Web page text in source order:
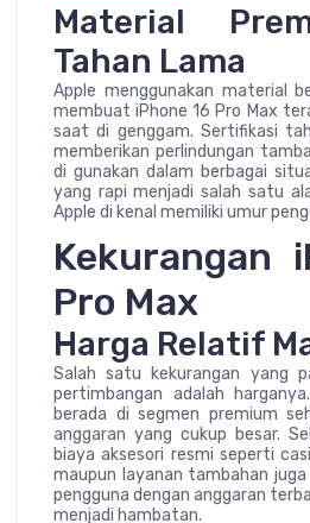
Material
Tahan Lama
Apple menggunakan material
membuat iPhone 16 Pro Max
saat di genggam. Sertifikasi
memberikan perlindungan
di gunakan dalam berbagai
yang rapi menjadi salah satu
Apple di kenal memiliki umur
Kekurangan
Pro Max
Harga Relatif
Salah satu kekurangan yang
pertimbangan adalah
berada di segmen premium
anggaran yang cukup besar.
biaya aksesori resmi seperti
maupun layanan tambahan
pengguna dengan anggaran
menjadi hambatan.